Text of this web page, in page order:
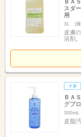
ＢＡ
スダ
用
3L (液
皮膚
浴剤。
ＢＡ
グプロ
300mL
皮脂